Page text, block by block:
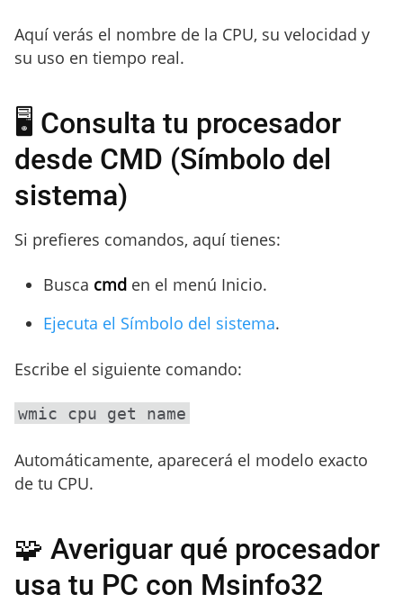
Aquí verás el nombre de la CPU, su velocidad y
su uso en tiempo real.
🖥️ Consulta tu procesador
desde CMD (Símbolo del
sistema)
Si prefieres comandos, aquí tienes:
Busca cmd en el menú Inicio.
Ejecuta el Símbolo del sistema.
Escribe el siguiente comando:
Automáticamente, aparecerá el modelo exacto
de tu CPU.
🧩 Averiguar qué procesador
usa tu PC con Msinfo32